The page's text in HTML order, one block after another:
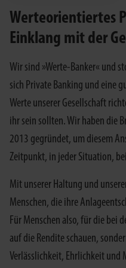
Werteorientiertes
Einklang mit der
Wir sind »Werte-Banker« und
sich Private Banking und eine
Werte unserer Gesellschaft
ihr sein sollten. Wir haben die
2013 gegründet, um diesem
Zeitpunkt, in jeder Situation,
Mit unserer Haltung und
Menschen, die ihre
Für Menschen also, für die bei
auf die Rendite schauen,
Verlässlichkeit, Ehrlichkeit